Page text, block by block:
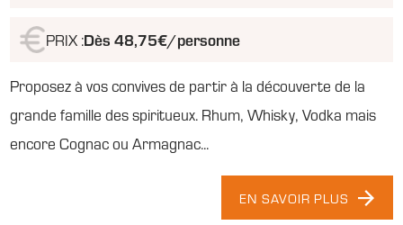
PRIX :Dès 48,75€/personne
Proposez à vos convives de partir à la découverte de la
grande famille des spiritueux. Rhum, Whisky, Vodka mais
encore Cognac ou Armagnac...
EN SAVOIR PLUS